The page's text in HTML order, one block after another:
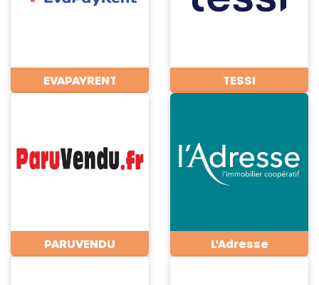
EVAPAYRENT TESSI
PARUVENDU L'Adresse